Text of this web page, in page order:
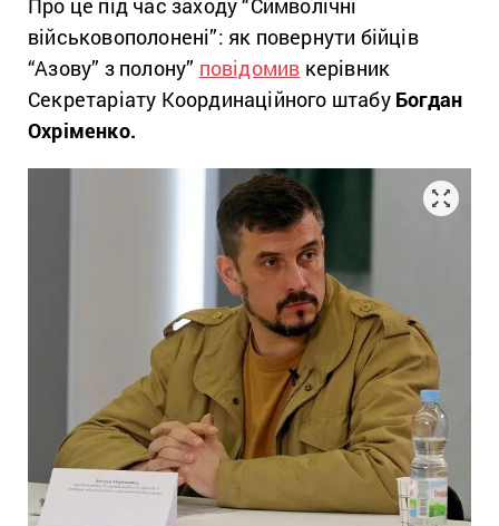
Про це під час заходу “Символічні
військовополонені”: як повернути бійців
“Азову” з полону” повідомив керівник
Секретаріату Координаційного штабу Богдан
Охріменко.